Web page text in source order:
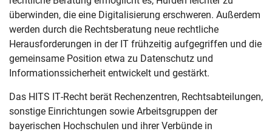
überwinden, die eine Digitalisierung erschweren. Außerdem
werden durch die Rechtsberatung neue rechtliche
Herausforderungen in der IT frühzeitig aufgegriffen und die
gemeinsame Position etwa zu Datenschutz und
Informationssicherheit entwickelt und gestärkt.
Das HITS IT-Recht berät Rechenzentren, Rechtsabteilungen,
sonstige Einrichtungen sowie Arbeitsgruppen der
bayerischen Hochschulen und ihrer Verbünde in